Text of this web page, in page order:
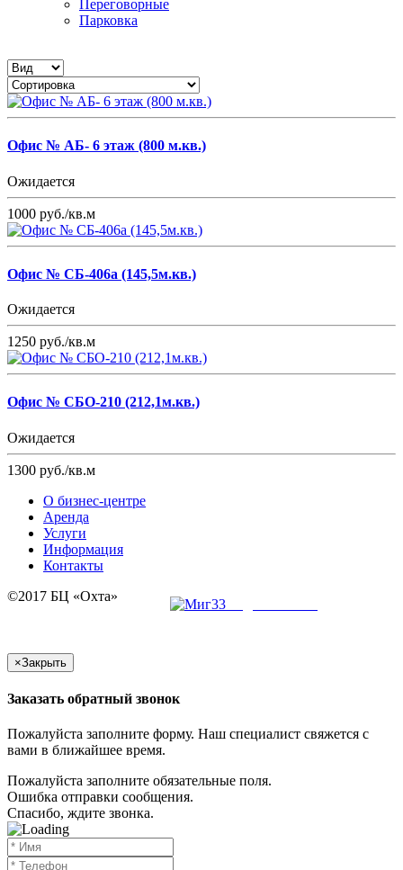
Переговорные
Парковка
Офис № АБ- 6 этаж (800 м.кв.)
Ожидается
1000 руб./кв.м
Офис № СБ-406а (145,5м.кв.)
Ожидается
1250 руб./кв.м
Офис № СБО-210 (212,1м.кв.)
Ожидается
1300 руб./кв.м
О бизнес-центре
Аренда
Услуги
Информация
Контакты
©2017 БЦ «Охта»
×Закрыть
Заказать обратный звонок
Пожалуйста заполните форму. Наш специалист свяжется с
вами в ближайшее время.
Пожалуйста заполните обязательные поля.
Ошибка отправки сообщения.
Спасибо, ждите звонка.